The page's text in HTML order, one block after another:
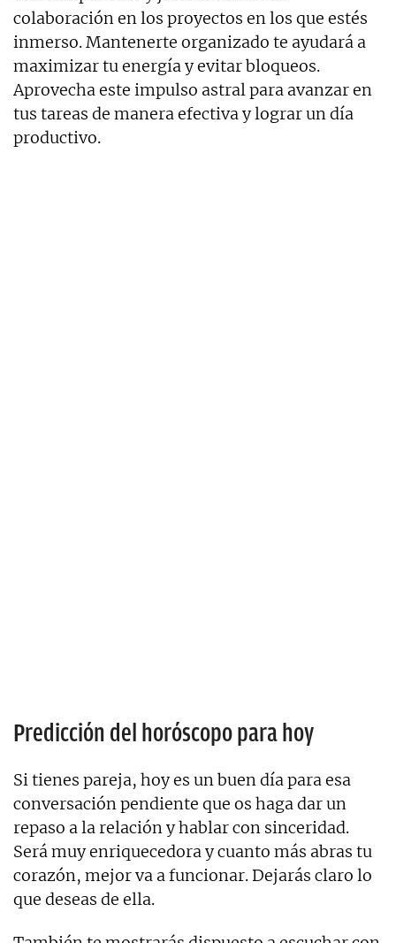
colaboración en los proyectos en los que estés
inmerso. Mantenerte organizado te ayudará a
maximizar tu energía y evitar bloqueos.
Aprovecha este impulso astral para avanzar en
tus tareas de manera efectiva y lograr un día
productivo.
Predicción del horóscopo para hoy
Si tienes pareja, hoy es un buen día para esa
conversación pendiente que os haga dar un
repaso a la relación y hablar con sinceridad.
Será muy enriquecedora y cuanto más abras tu
corazón, mejor va a funcionar. Dejarás claro lo
que deseas de ella.